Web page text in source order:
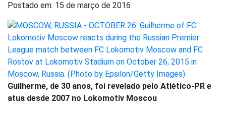
Postado em: 15 de março de 2016
Guilherme, de 30 anos, foi revelado pelo Atlético-PR e
atua desde 2007 no Lokomotiv Moscou